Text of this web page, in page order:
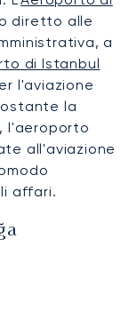
diretto alle
a
di Istanbul
l'aviazione
la
l'aeroporto
all'aviazione
affari.